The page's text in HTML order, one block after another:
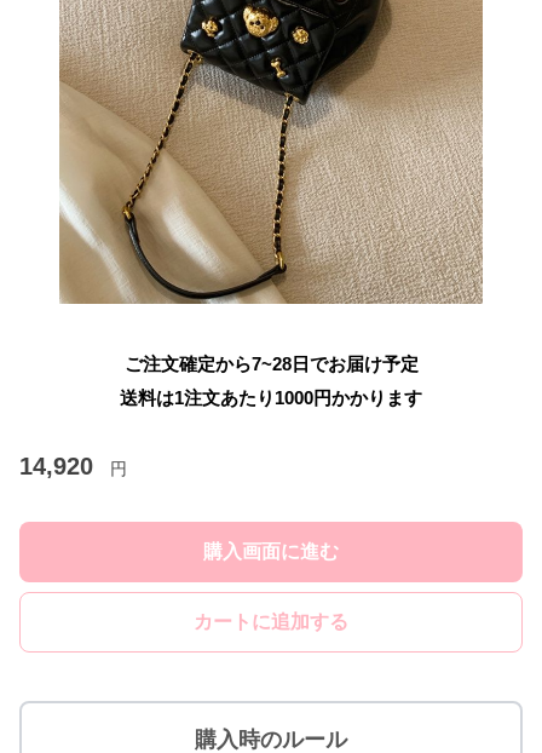
ご注文確定から7~28日でお届け予定
送料は1注文あたり 1000円かかります
14,920 円
購入画面に進む
カートに追加する
購入時のルール